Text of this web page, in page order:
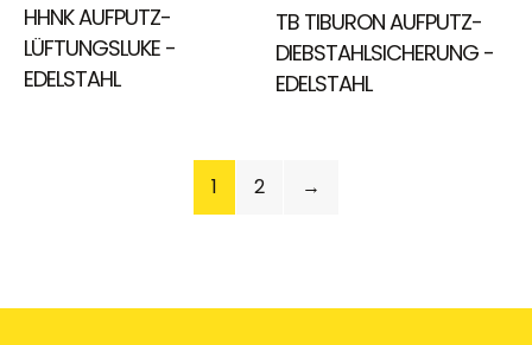
HHNK AUFPUTZ-
LÜFTUNGSLUKE -
EDELSTAHL
TB TIBURON AUFPUTZ-
DIEBSTAHLSICHERUNG -
EDELSTAHL
1 2 →